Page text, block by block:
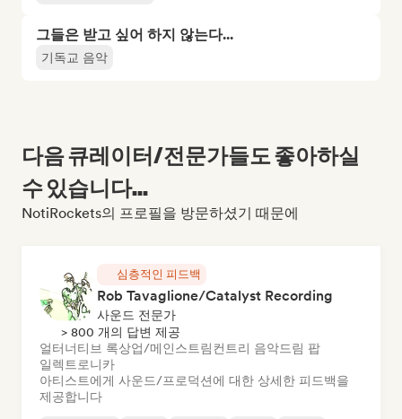
그들은 받고 싶어 하지 않는다...
기독교 음악
다음 큐레이터/전문가들도 좋아하실
수 있습니다...
NotiRockets의 프로필을 방문하셨기 때문에
심층적인 피드백
Rob Tavaglione/Catalyst Recording
사운드 전문가
> 800 개의 답변 제공
얼터너티브 록상업/메인스트림컨트리 음악드림 팝
일렉트로니카
아티스트에게 사운드/프로덕션에 대한 상세한 피드백을
제공합니다